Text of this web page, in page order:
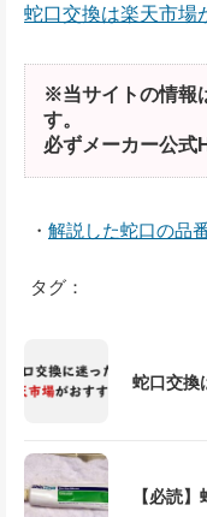
蛇口交換は楽天市場
※当サイトの情報
す。
必ずメーカー公式
・ 解説した蛇口の品
タグ：
蛇口交換
【必読